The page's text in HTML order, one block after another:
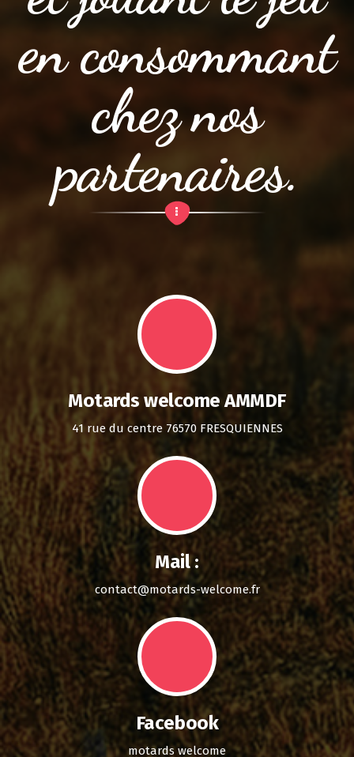
en consommant
chez nos
partenaires.
Motards welcome AMMDF
41 rue du centre 76570 FRESQUIENNES
Mail :
contact@motards-welcome.fr
Facebook
motards welcome